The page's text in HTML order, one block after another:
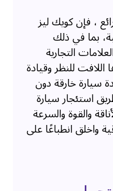
، فإن كويك ليز
بما في ذلك
التجارية
اللافت للنظر وقيادة
سيارة خارقة دون
استئجار سيارة
والقوة والسرعة
واخلق انطباعًا على